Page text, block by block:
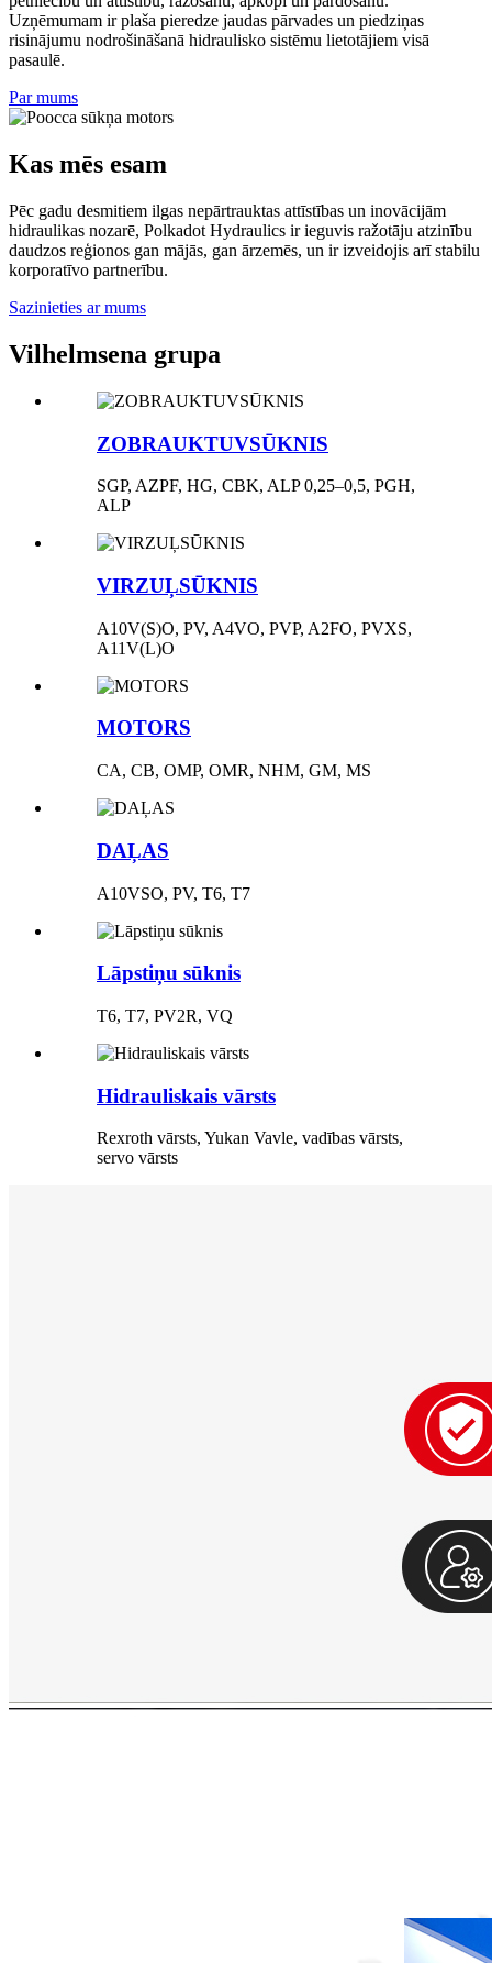
Uzņēmumam ir plaša pieredze jaudas pārvades un piedziņas
risinājumu nodrošināšanā hidraulisko sistēmu lietotājiem visā
pasaulē.
Par mums
Kas mēs esam
Pēc gadu desmitiem ilgas nepārtrauktas attīstības un inovācijām
hidraulikas nozarē, Polkadot Hydraulics ir ieguvis ražotāju atzinību
daudzos reģionos gan mājās, gan ārzemēs, un ir izveidojis arī stabilu
korporatīvo partnerību.
Sazinieties ar mums
Vilhelmsena grupa
ZOBRAUKTUVSŪKNIS
SGP, AZPF, HG, CBK, ALP 0,25–0,5, PGH,
ALP
VIRZUĻSŪKNIS
A10V(S)O, PV, A4VO, PVP, A2FO, PVXS,
A11V(L)O
MOTORS
CA, CB, OMP, OMR, NHM, GM, MS
DAĻAS
A10VSO, PV, T6, T7
Lāpstiņu sūknis
T6, T7, PV2R, VQ
Hidrauliskais vārsts
Rexroth vārsts, Yukan Vavle, vadības vārsts,
servo vārsts